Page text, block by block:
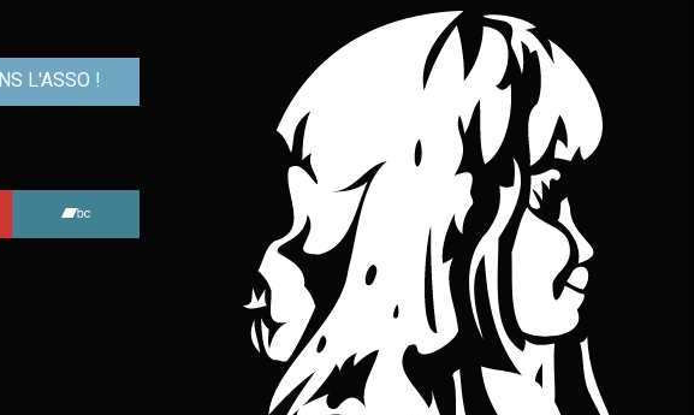
L'ASSO !
Instagram sur YouTube
L'Embobineuse sur Bandcamp